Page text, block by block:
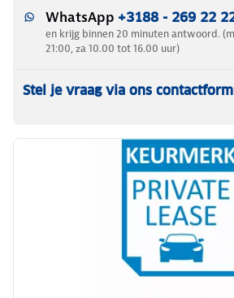
WhatsApp +3188 - 269 22
en krijg binnen 20 minuten antwoord.
21:00, za 10.00 tot 16.00 uur)
Stel je vraag via ons